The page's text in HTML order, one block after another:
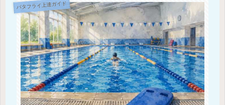
バタフライ上達ガイド